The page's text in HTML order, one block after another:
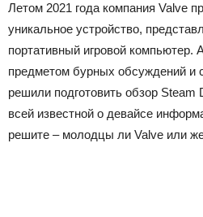
Летом 2021 года компания Valve
уникальное устройство,
портативный игровой компьютер.
предметом бурных обсуждений и
решили подготовить обзор
всей известной о девайсе
решите – молодцы ли Valve или же